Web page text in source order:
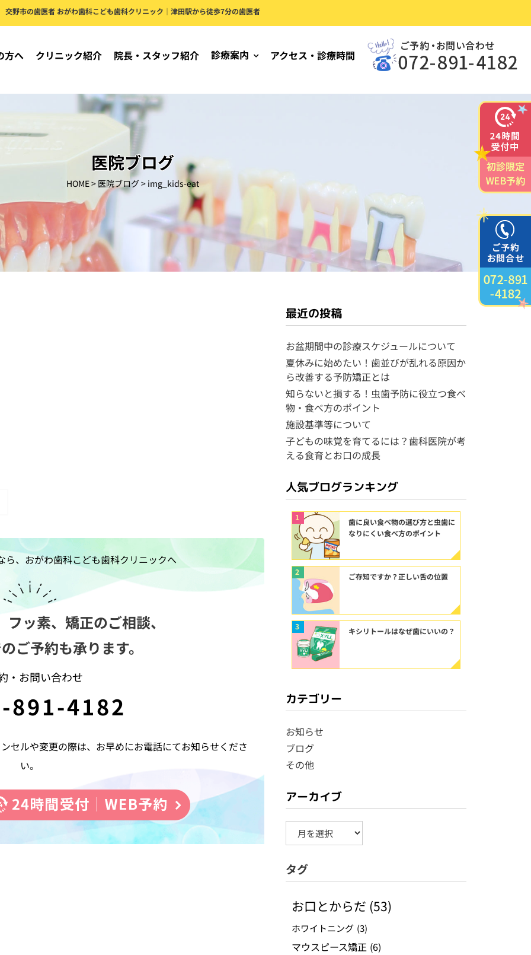
交野市の歯医者 おがわ歯科こども歯科クリニック｜津田駅から徒歩7分の歯医者
方へ クリニック紹介 院長・スタッフ紹介 診療案内 アクセス・診療時間
医院ブログ
HOME> 医院ブログ > img_kids-eat
ら、おがわ歯科こども歯科クリニックへ
ッ素、矯正のご相談、
ご予約も承ります。
・お問い合わせ
4182
セルや変更の際は、お早めにお電話にてお知らせくださ
い。
最近の投稿
お盆期間中の診療スケジュールについて
夏休みに始めたい！歯並びが乱れる原因か
ら改善する予防矯正とは
知らないと損する！虫歯予防に役立つ食べ
物・食べ方のポイント
施設基準等について
子どもの味覚を育てるには？歯科医院が考
える食育とお口の成長
人気ブログランキング
1
歯に良い食べ物の選び方と虫歯に
なりにくい食べ方のポイント
2 ご存知ですか？正しい舌の位置
3 キシリトールはなぜ歯にいいの？
カテゴリー
お知らせ
ブログ
その他
アーカイブ
ー
カ
ブ
タグ
お口とからだ (53)
ホワイトニング (3)
マウスピース矯正 (6)